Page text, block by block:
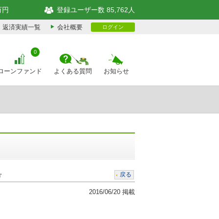
円 登録ユーザー数 85,762人
返済実績一覧 会社概要 ログイン
ーンファンド
0
よくある質問 お知らせ
戻る
2016/06/20 掲載